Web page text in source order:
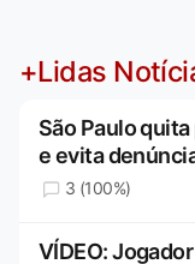
+Lidas
São Paulo
e evita
3 (100%)
VÍDEO: